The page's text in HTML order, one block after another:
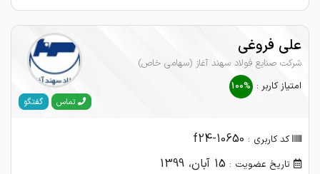
علی فروغی
شرکت صنایع فولاد سهند آغاز (سهامی خاص)
امتیاز کاربر : 100%
تماس گفتگو
کد کاربری : f24-10650
تاریخ عضویت : 15 آبان، 1399